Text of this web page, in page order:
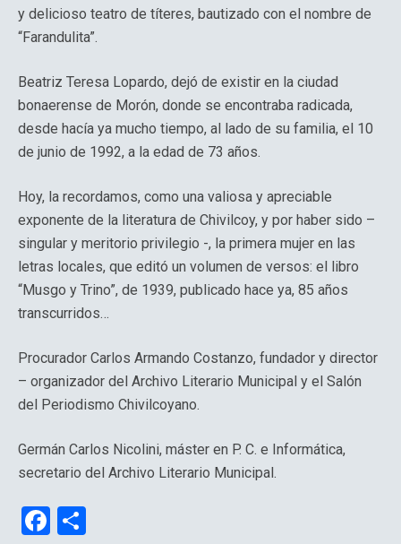
y delicioso teatro de títeres, bautizado con el nombre de
“Farandulita”.
Beatriz Teresa Lopardo, dejó de existir en la ciudad
bonaerense de Morón, donde se encontraba radicada,
desde hacía ya mucho tiempo, al lado de su familia, el 10
de junio de 1992, a la edad de 73 años.
Hoy, la recordamos, como una valiosa y apreciable
exponente de la literatura de Chivilcoy, y por haber sido –
singular y meritorio privilegio -, la primera mujer en las
letras locales, que editó un volumen de versos: el libro
“Musgo y Trino”, de 1939, publicado hace ya, 85 años
transcurridos…
Procurador Carlos Armando Costanzo, fundador y director
– organizador del Archivo Literario Municipal y el Salón
del Periodismo Chivilcoyano.
Germán Carlos Nicolini, máster en P. C. e Informática,
secretario del Archivo Literario Municipal.
F